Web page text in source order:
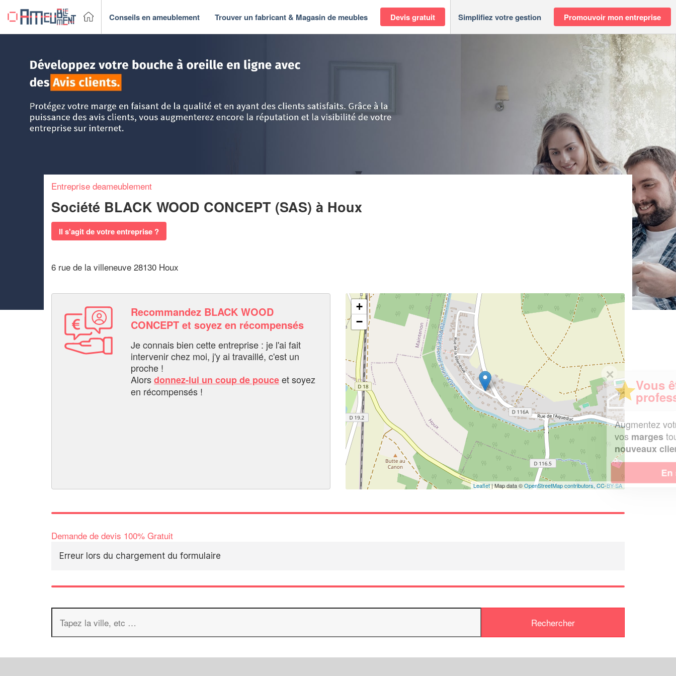
Conseils en ameublement Trouver un fabricant & Magasin de meubles Devis gratuit Simplifiez votre gestion Promouvoir mon entreprise
Entreprise deameublement
Société BLACK WOOD CONCEPT (SAS) à Houx
Il s'agit de votre entreprise ?
6 rue de la villeneuve 28130 Houx
Recommandez BLACK WOOD
CONCEPT et soyez en récompensés
Je connais bien cette entreprise : je l'ai fait
intervenir chez moi, j'y ai travaillé, c'est un
proche !
Alorsdonnez-lui un coup de pouceet soyez
en récompensés !
+
−
Leaflet| Map data ©OpenStreetMap contributors,CC-BY-SA
Demande de devis 100% Gratuit
Erreur lors du chargement du formulaire
Vous êtes un
professionnel ?
Augmentez votrechiffre d'affaireset
vosmarges
tout en gagnant de
nouveaux clients
En savoir plus